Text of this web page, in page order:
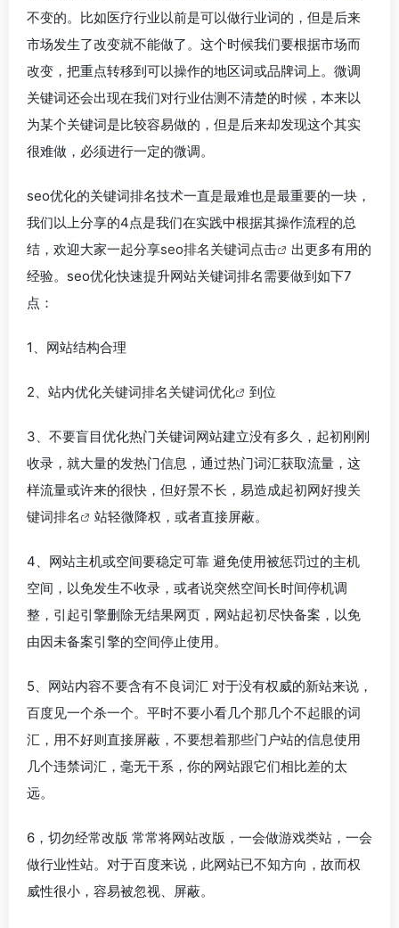
不变的。比如医疗行业以前是可以做行业词的，但是后来
市场发生了改变就不能做了。这个时候我们要根据市场而
改变，把重点转移到可以操作的地区词或品牌词上。微调
关键词还会出现在我们对行业估测不清楚的时候，本来以
为某个关键词是比较容易做的，但是后来却发现这个其实
很难做，必须进行一定的微调。
seo优化的关键词排名技术一直是最难也是最重要的一块，
我们以上分享的4点是我们在实践中根据其操作流程的总
结，欢迎大家一起分享seo排名关键词点击
出更多有用的
经验。seo优化快速提升网站关键词排名需要做到如下7
点：
1、网站结构合理
2、站内优化关键词排名关键词优化 到位
3、不要盲目优化热门关键词网站建立没有多久，起初刚刚
收录，就大量的发热门信息，通过热门词汇获取流量，这
样流量或许来的很快，但好景不长，易造成起初网好搜关
键词排名
站轻微降权，或者直接屏蔽。
4、网站主机或空间要稳定可靠 避免使用被惩罚过的主机
空间，以免发生不收录，或者说突然空间长时间停机调
整，引起引擎删除无结果网页，网站起初尽快备案，以免
由因未备案引擎的空间停止使用。
5、网站内容不要含有不良词汇 对于没有权威的新站来说，
百度见一个杀一个。平时不要小看几个那几个不起眼的词
汇，用不好则直接屏蔽，不要想着那些门户站的信息使用
几个违禁词汇，毫无干系，你的网站跟它们相比差的太
远。
6，切勿经常改版 常常将网站改版，一会做游戏类站，一会
做行业性站。对于百度来说，此网站已不知方向，故而权
威性很小，容易被忽视、屏蔽。